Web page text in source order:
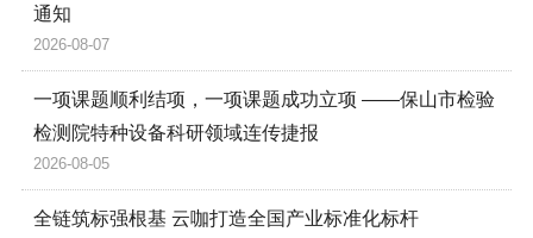
通知
2026-08-07
一项课题顺利结项，一项课题成功立项 ——保山市检验
检测院特种设备科研领域连传捷报
2026-08-05
全链筑标强根基 云咖打造全国产业标准化标杆